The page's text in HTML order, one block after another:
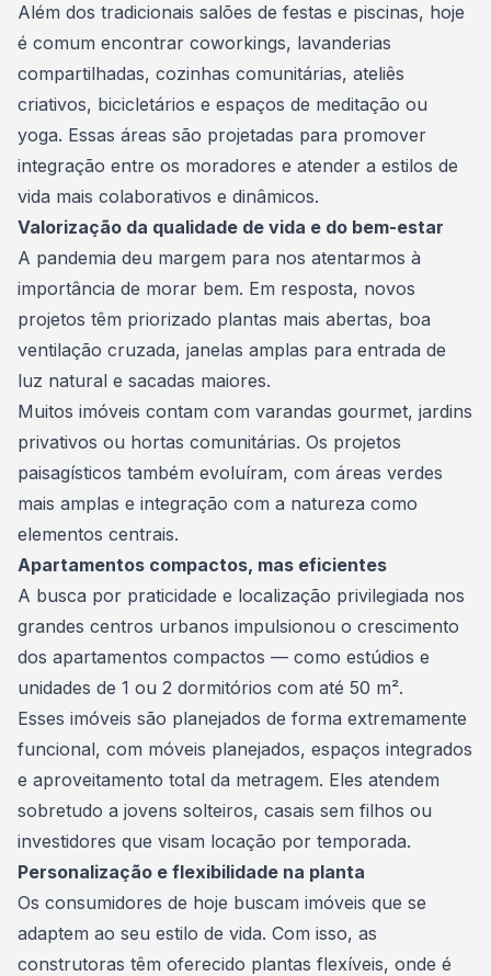
Além dos tradicionais salões de festas e piscinas, hoje
é comum encontrar coworkings, lavanderias
compartilhadas, cozinhas comunitárias, ateliês
criativos, bicicletários e espaços de meditação ou
yoga. Essas áreas são projetadas para promover
integração entre os moradores e atender a estilos de
vida mais colaborativos e dinâmicos.
Valorização da qualidade de vida e do bem-estar
A pandemia deu margem para nos atentarmos à
importância de morar bem. Em resposta, novos
projetos têm priorizado plantas mais abertas, boa
ventilação cruzada, janelas amplas para entrada de
luz natural e sacadas maiores.
Muitos imóveis contam com varandas gourmet, jardins
privativos ou hortas comunitárias. Os projetos
paisagísticos também evoluíram, com áreas verdes
mais amplas e integração com a natureza como
elementos centrais.
Apartamentos compactos, mas eficientes
A busca por praticidade e localização privilegiada nos
grandes centros urbanos impulsionou o crescimento
dos apartamentos compactos — como estúdios e
unidades de 1 ou 2 dormitórios com até 50 m².
Esses imóveis são planejados de forma extremamente
funcional, com móveis planejados, espaços integrados
e aproveitamento total da metragem. Eles atendem
sobretudo a jovens solteiros, casais sem filhos ou
investidores que visam locação por temporada.
Personalização e flexibilidade na planta
Os consumidores de hoje buscam imóveis que se
adaptem ao seu estilo de vida. Com isso, as
construtoras têm oferecido plantas flexíveis, onde é